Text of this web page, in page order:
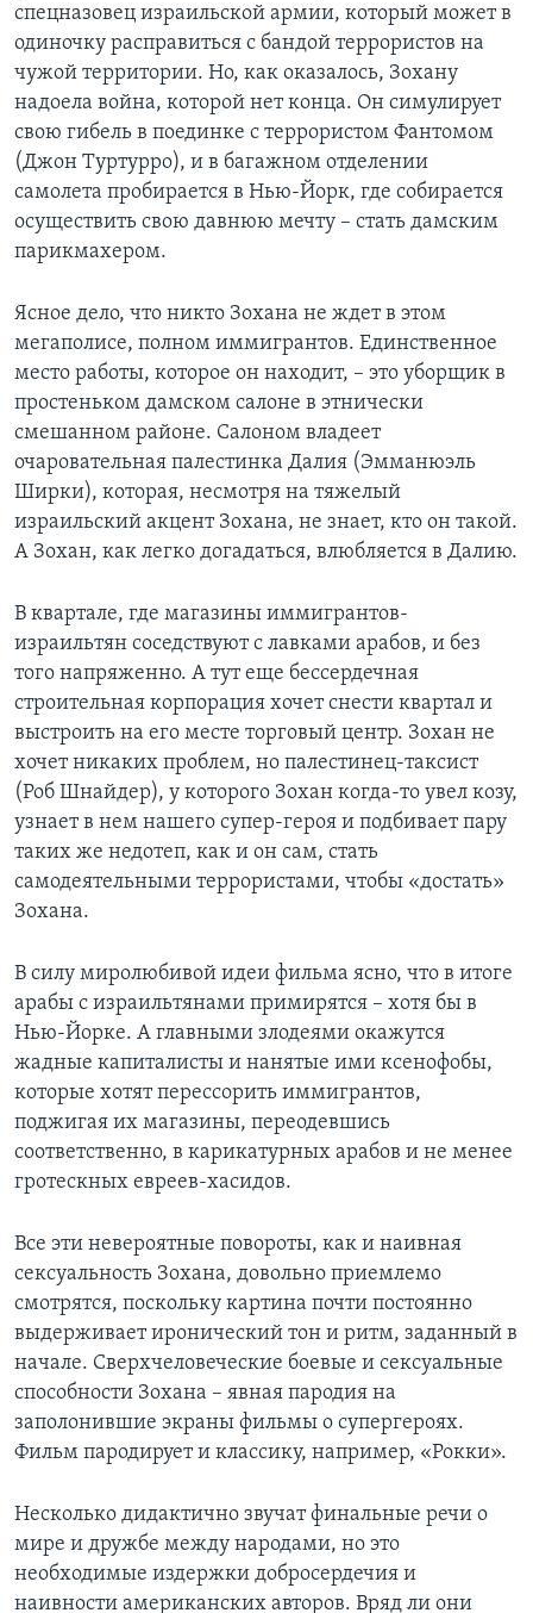
спецназовец израильской армии, который может в
одиночку расправиться с бандой террористов на
чужой территории. Но, как оказалось, Зохану
надоела война, которой нет конца. Он симулирует
свою гибель в поединке с террористом Фантомом
(Джон Туртурро), и в багажном отделении
самолета пробирается в Нью-Йорк, где собирается
осуществить свою давнюю мечту – стать дамским
парикмахером.
Ясное дело, что никто Зохана не ждет в этом
мегаполисе, полном иммигрантов. Единственное
место работы, которое он находит, – это уборщик в
простеньком дамском салоне в этнически
смешанном районе. Салоном владеет
очаровательная палестинка Далия (Эмманюэль
Ширки), которая, несмотря на тяжелый
израильский акцент Зохана, не знает, кто он такой.
А Зохан, как легко догадаться, влюбляется в Далию.
В квартале, где магазины иммигрантов-
израильтян соседствуют с лавками арабов, и без
того напряженно. А тут еще бессердечная
строительная корпорация хочет снести квартал и
выстроить на его месте торговый центр. Зохан не
хочет никаких проблем, но палестинец-таксист
(Роб Шнайдер), у которого Зохан когда-то увел козу,
узнает в нем нашего супер-героя и подбивает пару
таких же недотеп, как и он сам, стать
самодеятельными террористами, чтобы «достать»
Зохана.
В силу миролюбивой идеи фильма ясно, что в итоге
арабы с израильтянами примирятся – хотя бы в
Нью-Йорке. А главными злодеями окажутся
жадные капиталисты и нанятые ими ксенофобы,
которые хотят перессорить иммигрантов,
поджигая их магазины, переодевшись
соответственно, в карикатурных арабов и не менее
гротескных евреев-хасидов.
Все эти невероятные повороты, как и наивная
сексуальность Зохана, довольно приемлемо
смотрятся, поскольку картина почти постоянно
выдерживает иронический тон и ритм, заданный в
начале. Сверхчеловеческие боевые и сексуальные
способности Зохана – явная пародия на
заполонившие экраны фильмы о супергероях.
Фильм пародирует и классику, например, «Рокки».
Несколько дидактично звучат финальные речи о
мире и дружбе между народами, но это
необходимые издержки добросердечия и
наивности американских авторов. Вряд ли они